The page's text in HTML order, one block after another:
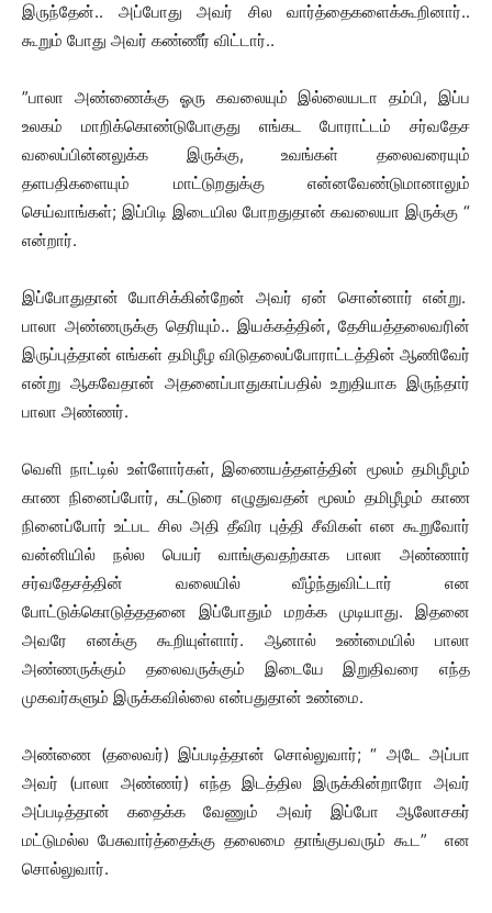
இருந்தேன்.. அப்போது அவர் சில வார்த்தைகளைக்கூறினார்..
கூறும் போது அவர் கண்ணீர் விட்டார்..
”பாலா அண்ணைக்கு ஓரு கவலையும் இல்லையடா தம்பி, இப்ப
உலகம் மாறிக்கொண்டுபோகுது எங்கட போராட்டம் சர்வதேச
வலைப்பின்னலுக்க இருக்கு, உவங்கள் தலைவரையும்
தளபதிகளையும் மாட்டுறதுக்கு என்னவேண்டுமானாலும்
செய்வாங்கள்; இப்பிடி இடையில போறதுதான் கவலையா இருக்கு “
என்றார்.
இப்போதுதான் யோசிக்கின்றேன் அவர் ஏன் சொன்னார் என்று.
பாலா அண்ணருக்கு தெரியும்.. இயக்கத்தின், தேசியத்தலைவரின்
இருப்புத்தான் எங்கள் தமிழீழ விடுதலைப்போராட்டத்தின் ஆணிவேர்
என்று ஆகவேதான் அதனைப்பாதுகாப்பதில் உறுதியாக இருந்தார்
பாலா அண்ணர்.
வெளி நாட்டில் உள்ளோர்கள், இணையத்தளத்தின் மூலம் தமிழீழம்
காண நினைப்போர், கட்டுரை எழுதுவதன் மூலம் தமிழீழம் காண
நினைப்போர் உட்பட சில அதி தீவிர புத்தி சீவிகள் என கூறுவோர்
வன்னியில் நல்ல பெயர் வாங்குவதற்காக பாலா அண்ணார்
சர்வதேசத்தின் வலையில் வீழ்ந்துவிட்டார் என
போட்டுக்கொடுத்ததனை இப்போதும் மறக்க முடியாது. இதனை
அவரே எனக்கு கூறியுள்ளார். ஆனால் உண்மையில் பாலா
அண்ணருக்கும் தலைவருக்கும் இடையே இறுதிவரை எந்த
முகவர்களும் இருக்கவில்லை என்பதுதான் உண்மை.
அண்ணை (தலைவர்) இப்படித்தான் சொல்லுவார்; “ அடே அப்பா
அவர் (பாலா அண்ணர்) எந்த இடத்தில இருக்கின்றாரோ அவர்
அப்படித்தான் கதைக்க வேணும் அவர் இப்போ ஆலோசகர்
மட்டுமல்ல பேசுவார்த்தைக்கு தலைமை தாங்குபவரும் கூட” என
சொல்லுவார்.